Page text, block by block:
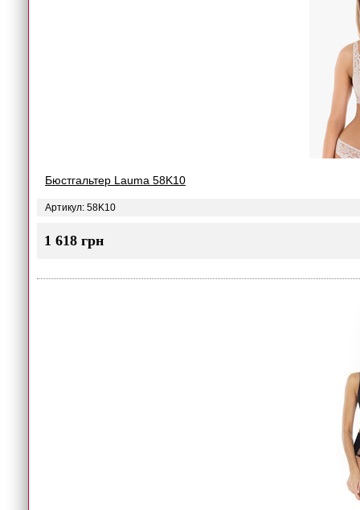
Бюстгальтер Lauma 58K10
Артикул: 58K10
1 618 грн